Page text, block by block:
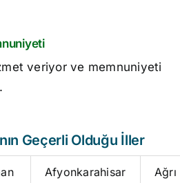
veriyor ve memnuniyeti
Geçerli Olduğu İller
Afyonkarahisar Ağrı